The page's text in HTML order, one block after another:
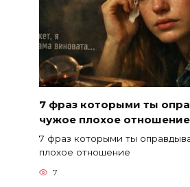
7 фраз которыми ты
чужое плохое отношение
7 фраз которыми ты
плохое отношение
7